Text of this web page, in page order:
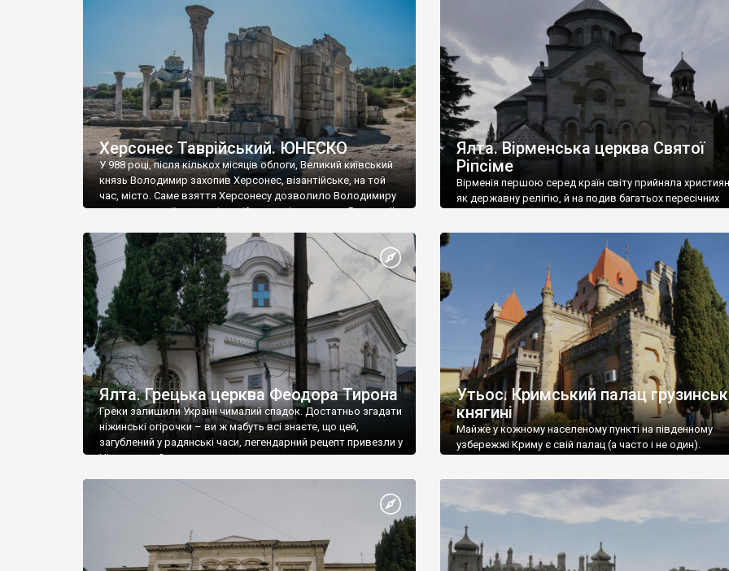
візантійської доби. Раритети викрадені з фондів об’єкту
культурної спадщини ЮНЕСКО «Херсонеса Таврійського».
Офіційно – на виставку «Золото Візантії», але експерти та
влада в Україні вважають це лише […]
називаються «повстяками» (postaki)…” “Вино. Крим
виробляє відмінне вино і його вдосталь: воно все
легке біле і дуже […]
Херсонес Таврійський. ЮНЕСКО
У 988 році, після кількох місяців облоги, Великий київський
князь Володимир захопив Херсонес, візантійське, на той
час, місто. Саме взяття Херсонесу дозволило Володимиру
диктувати свої умови візантійському імператору Василю ІІ,
Херсонесі Володимир-язичник, став Василем-
християнином. А потім було Хрещення Русі. На честь
Херсонесу Таврійського названо місто […]
Ялта. Вірменська церква Святої
Ріпсіме
Вірменія першою серед країн світу прийняла
як державну релігію, й на подив багатьох пересічних
Ялта. Грецька церква Феодора Тирона
Греки залишили Україні чималий спадок. Достатньо згадати
ніжинські огірочки – ви ж мабуть всі знаєте, що цей,
загублений у радянські часи, легендарний рецепт привезли у
Ніжин греки?
Утьос. Кримський палац
княгині
Майже у кожному населеному пункті на південному
узбережжі Криму є свій палац (а часто і не один).